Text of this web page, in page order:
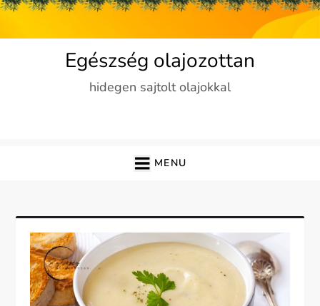
Skip
Egészség olajozottan
hidegen sajtolt olajokkal
MENU